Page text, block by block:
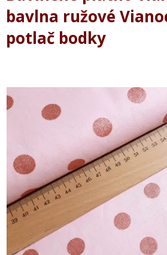
bavlna ružové
potlač bodky